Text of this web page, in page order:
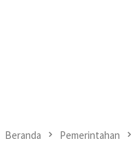
Beranda Pemerintahan